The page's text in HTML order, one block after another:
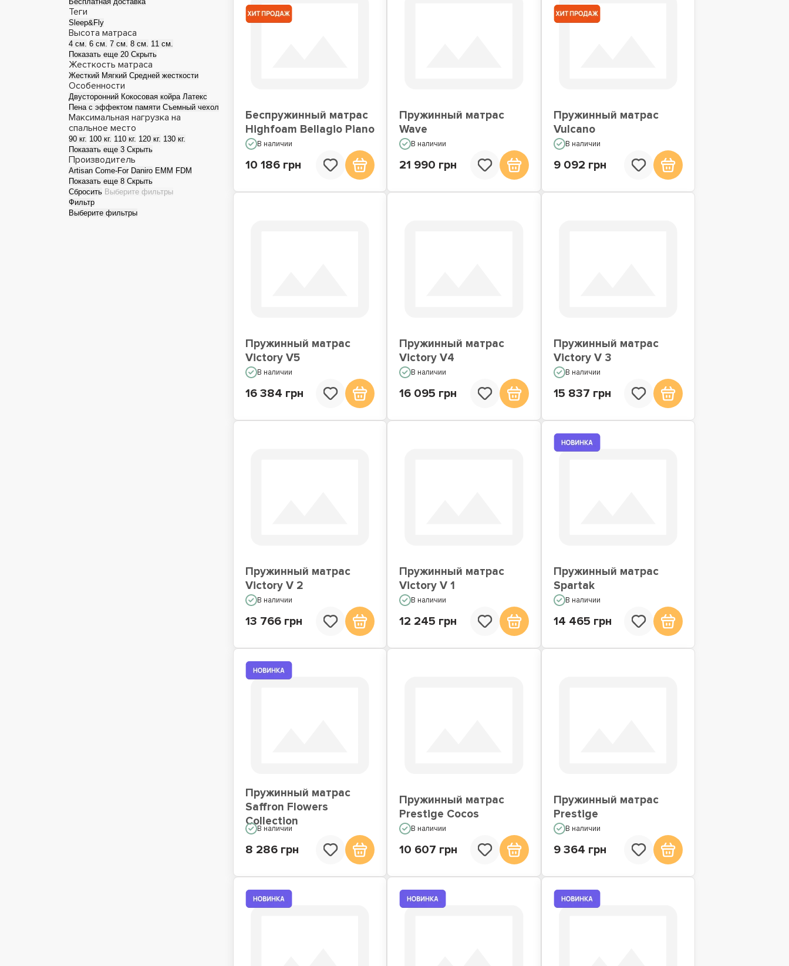
Матрасы для сна на
полу
Теги
Sleep&Fly
Высота матраса
4 см. 6 см. 7 см. 8 см. 11 см.
Показать еще 20 Скрыть
Жесткость матраса
Жесткий Мягкий Средней жесткости
Особенности
Двусторонний Кокосовая койра Латекс
Пена с эффектом памяти Съемный чехол
Максимальная нагрузка на
спальное место
90 кг. 100 кг. 110 кг. 120 кг. 130 кг.
Показать еще 3 Скрыть
Производитель
Artisan Come-For Daniro EMM FDM
Показать еще 8 Скрыть
Сбросить Выберите фильтры
Фильтр
Выберите фильтры
Беспружинный матрас
Highfoam Bellagio Piano
В наличии
10 186 грн
Пружинный матрас
Wave
В наличии
21 990 грн
Пружинный матрас
Vulcano
В наличии
9 092 грн
Пружинный матрас
Victory V5
В наличии
16 384 грн
Пружинный матрас
Victory V4
В наличии
16 095 грн
Пружинный матрас
Victory V 3
В наличии
15 837 грн
Пружинный матрас
Victory V 2
В наличии
13 766 грн
Пружинный матрас
Victory V 1
В наличии
12 245 грн
Пружинный матрас
Spartak
В наличии
14 465 грн
Пружинный матрас
Saffron Flowers
Collection
В наличии
8 286 грн
Пружинный матрас
Prestige Cocos
В наличии
10 607 грн
Пружинный матрас
Prestige
В наличии
9 364 грн